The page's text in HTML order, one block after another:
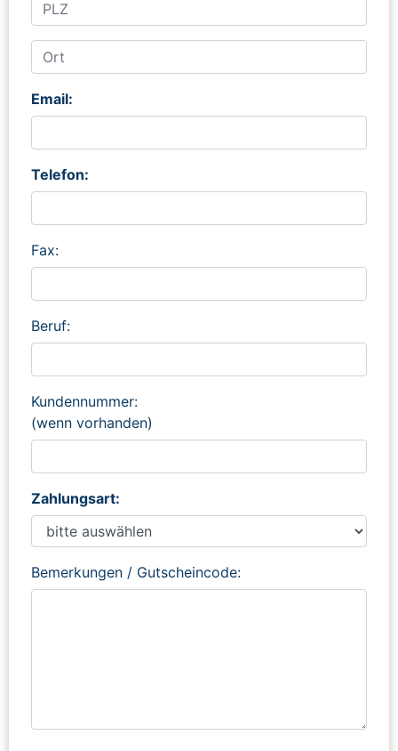
Email:
Telefon:
Fax:
Beruf:
Kundennummer:
(wenn vorhanden)
Zahlungsart:
Bemerkungen / Gutscheincode: